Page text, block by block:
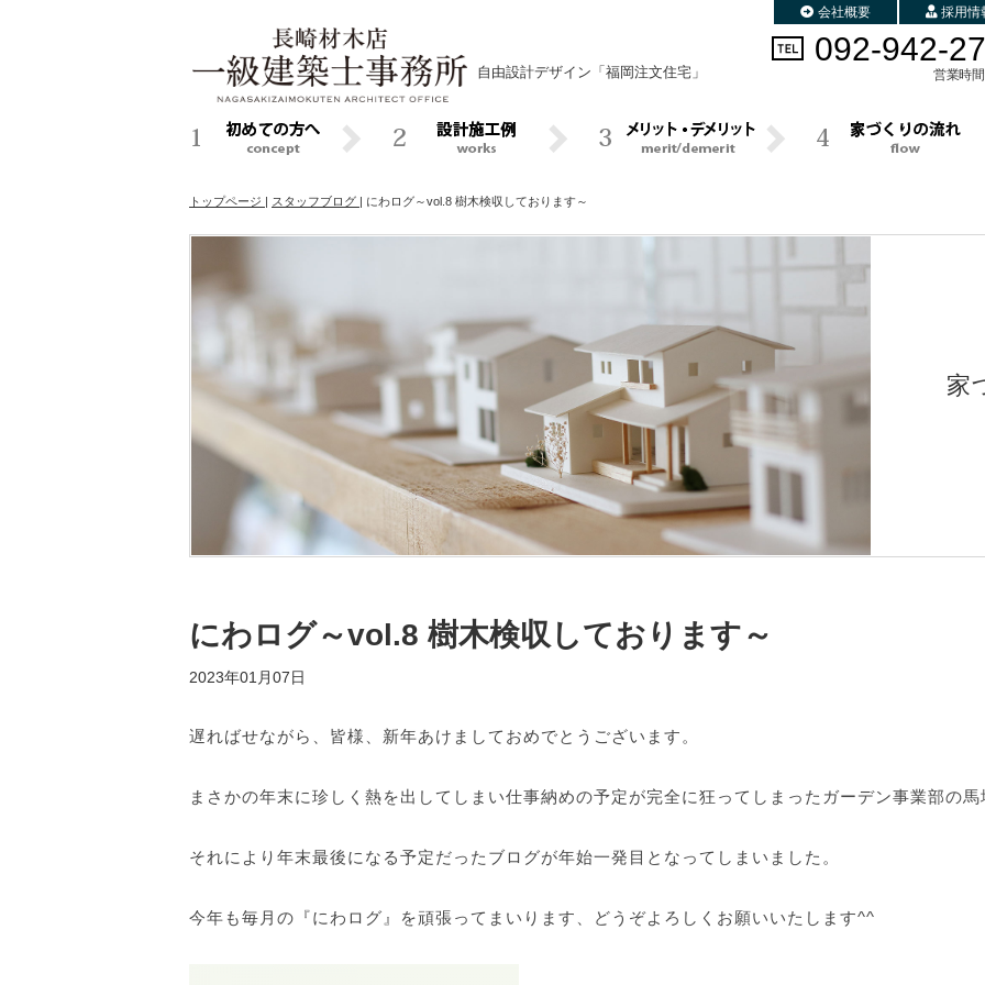
自由設計デザイン 「福岡注文住宅」
会社概要 採用情
092-942-
営業時
トップページ | スタッフブログ | にわログ～vol.8 樹木検収しております～
家
にわログ～vol.8 樹木検収しております～
2023年01月07日
遅ればせながら、皆様、新年あけましておめでとうございます。
まさかの年末に珍しく熱を出してしまい仕事納めの予定が完全に狂ってしまったガーデン事業部の
それにより年末最後になる予定だったブログが年始一発目となってしまいました。
今年も毎月の『にわログ』を頑張ってまいります、どうぞよろしくお願いいたします^^